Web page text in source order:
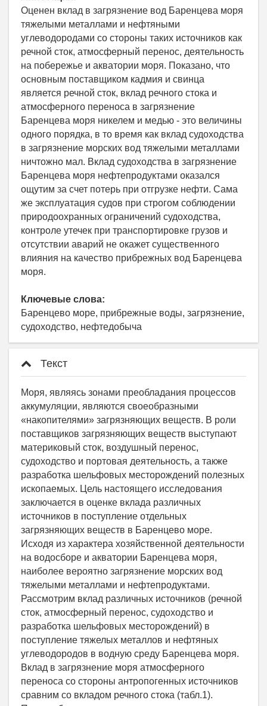
Оценен вклад в загрязнение вод Баренцева моря
тяжелыми металлами и нефтяными
углеводородами со стороны таких источников как
речной сток, атмосферный перенос, деятельность
на побережье и акватории моря. Показано, что
основным поставщиком кадмия и свинца
является речной сток, вклад речного стока и
атмосферного переноса в загрязнение
Баренцева моря никелем и медью - это величины
одного порядка, в то время как вклад судоходства
в загрязнение морских вод тяжелыми металлами
ничтожно мал. Вклад судоходства в загрязнение
Баренцева моря нефтепродуктами оказался
ощутим за счет потерь при отгрузке нефти. Сама
же эксплуатация судов при строгом соблюдении
природоохранных ограничений судоходства,
контроле утечек при транспортировке грузов и
отсутствии аварий не окажет существенного
влияния на качество прибрежных вод Баренцева
моря.
Ключевые слова:
Баренцево море, прибрежные воды, загрязнение,
судоходство, нефтедобыча
Текст
Моря, являясь зонами преобладания процессов
аккумуляции, являются своеобразными
«накопителями» загрязняющих веществ. В роли
поставщиков загрязняющих веществ выступают
материковый сток, воздушный перенос,
судоходство и портовая деятельность, а также
разработка шельфовых месторождений полезных
ископаемых. Цель настоящего исследования
заключается в оценке вклада различных
источников в поступление отдельных
загрязняющих веществ в Баренцево море.
Исходя из характера хозяйственной деятельности
на водосборе и акватории Баренцева моря,
наиболее вероятно загрязнение морских вод
тяжелыми металлами и нефтепродуктами.
Рассмотрим вклад различных источников (речной
сток, атмосферный перенос, судоходство и
разработка шельфовых месторождений) в
поступление тяжелых металлов и нефтяных
углеводородов в водную среду Баренцева моря.
Вклад в загрязнение моря атмосферного
переноса со стороны антропогенных источников
сравним со вкладом речного стока (табл.1).